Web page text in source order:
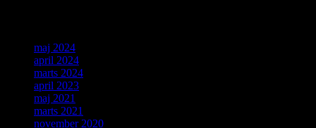
maj 2024
april 2024
marts 2024
april 2023
maj 2021
marts 2021
november 2020